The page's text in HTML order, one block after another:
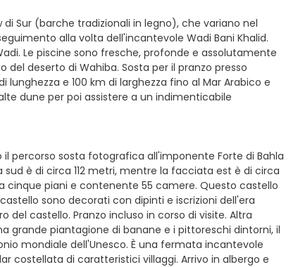
Sur (barche tradizionali in legno), che variano nel
alla volta dell'incantevole Wadi Bani Khalid.
Le piscine sono fresche, profonde e assolutamente
deserto di Wahiba. Sosta per il pranzo presso
e 100 km di larghezza fino al Mar Arabico e
dune per poi assistere a un indimenticabile
percorso sosta fotografica all'imponente Forte di Bahla
è di circa 112 metri, mentre la facciata est è di circa
cinque piani e contenente 55 camere. Questo castello
sono decorati con dipinti e iscrizioni dell'era
castello. Pranzo incluso in corso di visite. Altra
grande piantagione di banane e i pittoreschi dintorni, il
mondiale dell'Unesco. È una fermata incantevole
costellata di caratteristici villaggi. Arrivo in albergo e